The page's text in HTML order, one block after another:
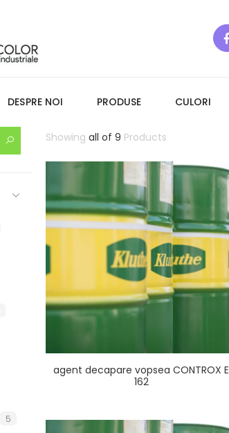
DESPRE NOI PRODUSE CULORI
5
Showing all of 9 Products
agent decapare vopsea CONTROX E
162